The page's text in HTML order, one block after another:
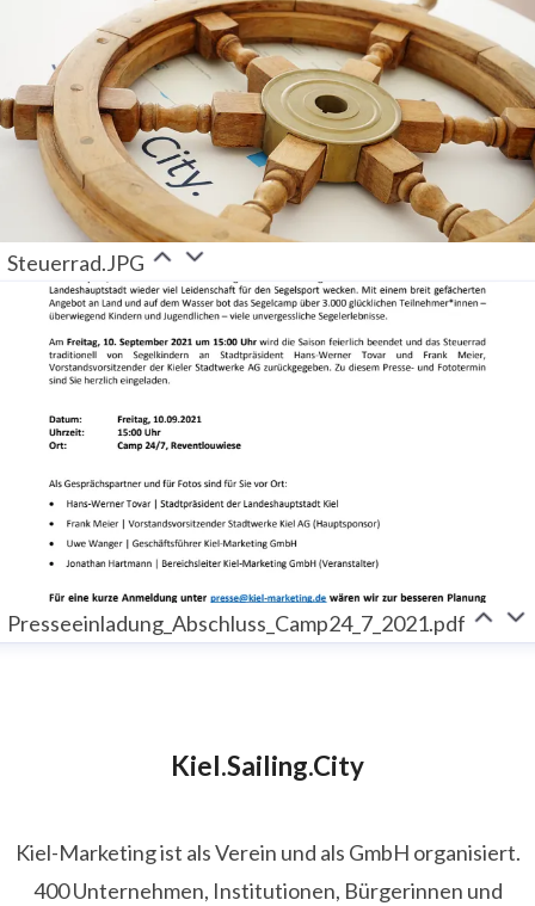
Steuerrad.JPG
Presseeinladung_Abschluss_Camp24_7_2021.pdf
Kiel.Sailing.City
Kiel-Marketing ist als Verein und als GmbH organisiert.
400 Unternehmen, Institutionen, Bürgerinnen und